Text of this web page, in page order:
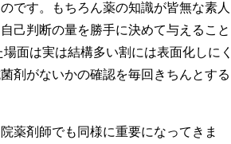
です。もちろん薬の知識が皆無な素人
己判断の量を勝手に決めて与えること
面は実は結構多い割には表面化しにく
剤がないかの確認を毎回きちんとする
薬剤師でも同様に重要になってきま